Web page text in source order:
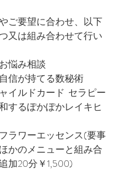
ご要望に合わせ、以下
又は組み合わせて行い
悩み相談
信が持てる数秘術
イルドカード  セラピー
するぽかぽかレイキヒ
ラワーエッセンス(要事
かのメニューと組み合
加20分￥1,500)